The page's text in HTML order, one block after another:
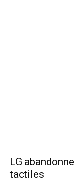
LG
tactiles